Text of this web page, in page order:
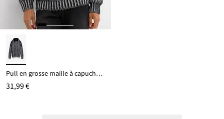
Pull en grosse maille à capuche et détails motard
31,99 €